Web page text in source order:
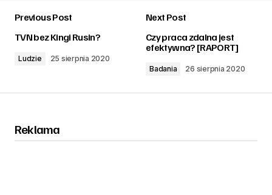
Previous Post
TVN bez Kingi Rusin?
Ludzie 25 sierpnia 2020
Next Post
Czy praca zdalna jest
efektywna? [RAPORT]
Badania 26 sierpnia 2020
Reklama